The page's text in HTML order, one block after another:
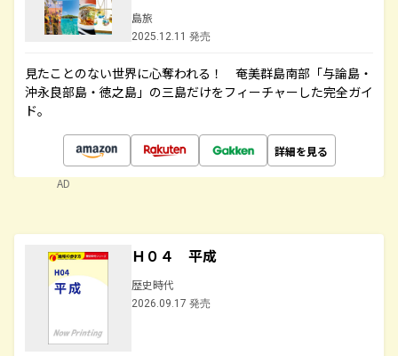
島旅
2025.12.11 発売
見たことのない世界に心奪われる！ 奄美群島南部「与論島・
沖永良部島・徳之島」の三島だけをフィーチャーした完全ガイ
ド。
詳細を見る
AD
Ｈ０４ 平成
歴史時代
2026.09.17 発売